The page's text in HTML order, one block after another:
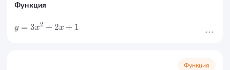
Функция
y = 3x2 + 2x + 1
Функция